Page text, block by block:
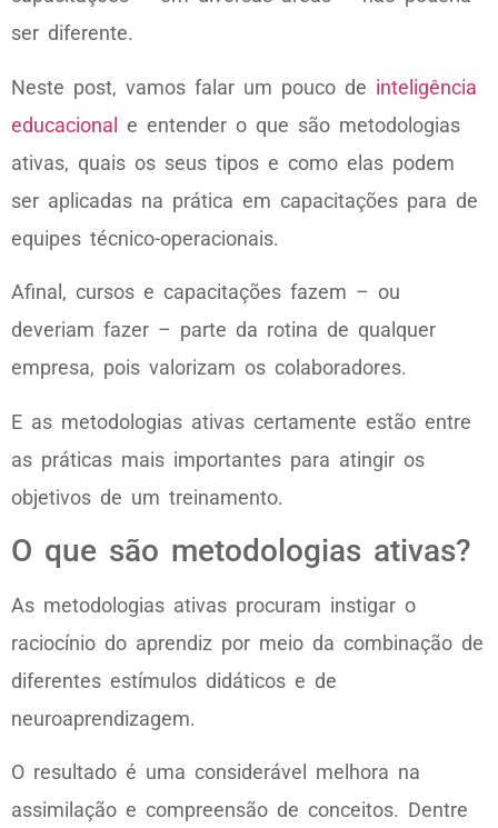
ser diferente.
Neste post, vamos falar um pouco de inteligência
educacional e entender o que são metodologias
ativas, quais os seus tipos e como elas podem
ser aplicadas na prática em capacitações para de
equipes técnico-operacionais.
Afinal, cursos e capacitações fazem – ou
deveriam fazer – parte da rotina de qualquer
empresa, pois valorizam os colaboradores.
E as metodologias ativas certamente estão entre
as práticas mais importantes para atingir os
objetivos de um treinamento.
O que são metodologias ativas?
As metodologias ativas procuram instigar o
raciocínio do aprendiz por meio da combinação de
diferentes estímulos didáticos e de
neuroaprendizagem.
O resultado é uma considerável melhora na
assimilação e compreensão de conceitos. Dentre